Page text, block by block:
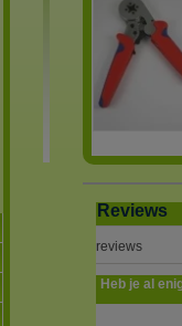
Reviews
reviews
Heb je al